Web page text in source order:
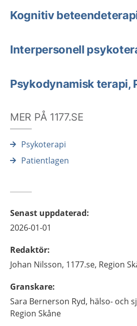
Kognitiv
Interpersonell
Psykodynamisk terapi,
MER PÅ 1177.SE
Psykoterapi
Patientlagen
Senast uppdaterad:
2026-01-01
Redaktör:
Johan Nilsson, 1177.se, Region
Granskare:
Sara Bernerson Ryd, hälso- och
Region Skåne